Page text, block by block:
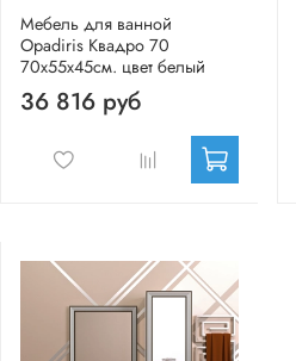
Мебель для ванной
Opadiris Квадро 70
70х55х45см. цвет белый
36 816 руб